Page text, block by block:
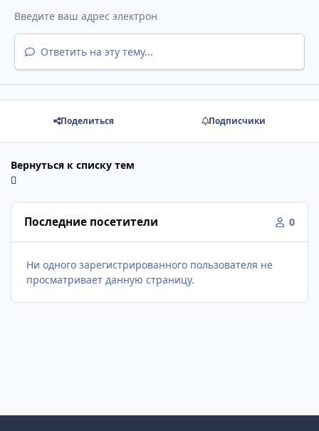
Ответить на эту тему...
Поделиться Подписчики
Вернуться к списку тем
Последние посетители 0
Ни одного зарегистрированного пользователя не
просматривает данную страницу.